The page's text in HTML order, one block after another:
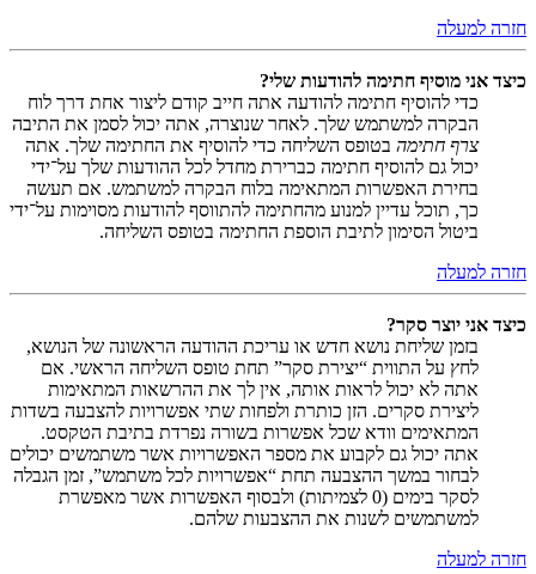
חזרה למעלה
כיצד אני מוסיף חתימה להודעות שלי?
כדי להוסיף חתימה להודעה אתה חייב קודם ליצור אחת דרך לוח
הבקרה למשתמש שלך. לאחר שנוצרה, אתה יכול לסמן את התיבה
צרף חתימה בטופס השליחה כדי להוסיף את החתימה שלך. אתה
יכול גם להוסיף חתימה כברירת מחדל לכל ההודעות שלך על־ידי
בחירת האפשרות המתאימה בלוח הבקרה למשתמש. אם תעשה
כך, תוכל עדיין למנוע מהחתימה להתווסף להודעות מסוימות על־ידי
ביטול הסימון לתיבת הוספת החתימה בטופס השליחה.
חזרה למעלה
כיצד אני יוצר סקר?
בזמן שליחת נושא חדש או עריכת ההודעה הראשונה של הנושא,
לחץ על התווית “יצירת סקר” תחת טופס השליחה הראשי. אם
אתה לא יכול לראות אותה, אין לך את ההרשאות המתאימות
ליצירת סקרים. הזן כותרת ולפחות שתי אפשרויות להצבעה בשדות
המתאימים וודא שכל אפשרות בשורה נפרדת בתיבת הטקסט.
אתה יכול גם לקבוע את מספר האפשרויות אשר משתמשים יכולים
לבחור במשך ההצבעה תחת “אפשרויות לכל משתמש”, זמן הגבלה
לסקר בימים (0 לצמיתות) ולבסוף האפשרות אשר מאפשרת
למשתמשים לשנות את ההצבעות שלהם.
חזרה למעלה